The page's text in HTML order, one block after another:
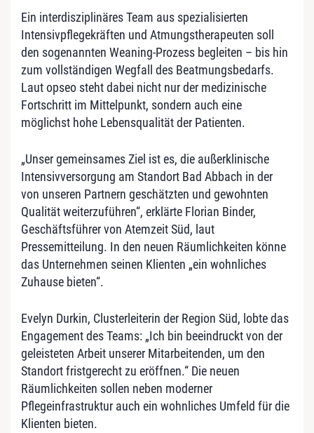
Ein interdisziplinäres Team aus spezialisierten
Intensivpflegekräften und Atmungstherapeuten soll
den sogenannten Weaning-Prozess begleiten – bis hin
zum vollständigen Wegfall des Beatmungsbedarfs.
Laut opseo steht dabei nicht nur der medizinische
Fortschritt im Mittelpunkt, sondern auch eine
möglichst hohe Lebensqualität der Patienten.
„Unser gemeinsames Ziel ist es, die außerklinische
Intensivversorgung am Standort Bad Abbach in der
von unseren Partnern geschätzten und gewohnten
Qualität weiterzuführen“, erklärte Florian Binder,
Geschäftsführer von Atemzeit Süd, laut
Pressemitteilung. In den neuen Räumlichkeiten könne
das Unternehmen seinen Klienten „ein wohnliches
Zuhause bieten“.
Evelyn Durkin, Clusterleiterin der Region Süd, lobte das
Engagement des Teams: „Ich bin beeindruckt von der
geleisteten Arbeit unserer Mitarbeitenden, um den
Standort fristgerecht zu eröffnen.“ Die neuen
Räumlichkeiten sollen neben moderner
Pflegeinfrastruktur auch ein wohnliches Umfeld für die
Klienten bieten.